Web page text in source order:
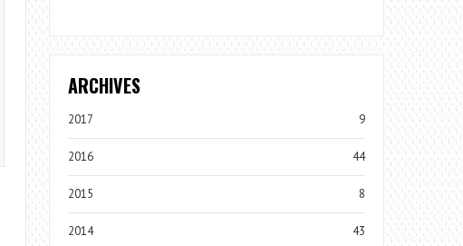
ARCHIVES
2017 9
2016 44
2015 8
2014 43